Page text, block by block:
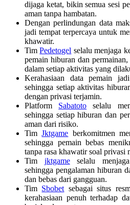
dijaga ketat, bikin semua sesi
aman tanpa hambatan.
Dengan perlindungan data
jadi tempat terpercaya untuk
khawatir.
TimPedetogel selalu menjaga
pemain hiburan dan
dalam setiap aktivitas yang
Kerahasiaan data pemain
sehingga setiap aktivitas
dengan privasi terjamin.
Platform Sabatoto selalu
sehingga setiap hiburan dan
aman dari risiko.
TimJktgame berkomitmen
sehingga pemain bebas
tanpa rasa khawatir soal privasi
Tim jktgameselalu menjaga
sehingga pengalaman hiburan
dan bebas dari gangguan.
Tim Sbobet sebagai situs
kerahasiaan penuh terhadap